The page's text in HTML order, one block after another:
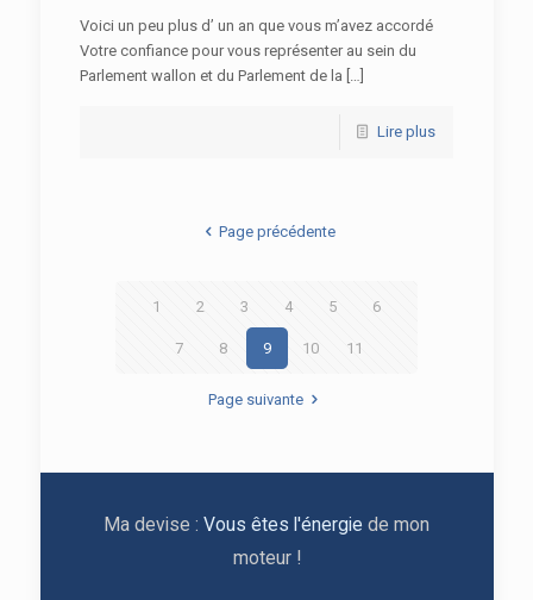
Voici un peu plus d’ un an que vous m’avez accordé
Votre confiance pour vous représenter au sein du
Parlement wallon et du Parlement de la […]
Lire plus
Page précédente
1 2 3 4 5 6
7 8 9 10 11
Page suivante
Ma devise : Vous êtes l'énergie de mon
moteur !